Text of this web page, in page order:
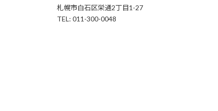
札幌市白石区栄通2丁目1-27
TEL: 011-300-0048